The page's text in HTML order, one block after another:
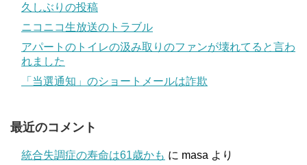
久しぶりの投稿
ニコニコ生放送のトラブル
アパートのトイレの汲み取りのファンが壊れてると言わ
れました
「当選通知」のショートメールは詐欺
最近のコメント
統合失調症の寿命は61歳かも に masa より